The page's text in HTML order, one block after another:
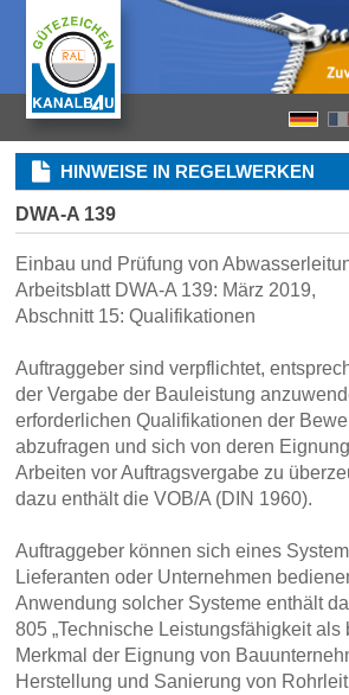
HINWEISE IN REGELWERKEN
DWA-A 139
Einbau und Prüfung von
Arbeitsblatt DWA-A 139: März 2019,
Abschnitt 15: Qualifikationen
Auftraggeber sind verpflichtet,
der Vergabe der Bauleistung
erforderlichen Qualifikationen der
abzufragen und sich von deren
Arbeiten vor Auftragsvergabe zu
dazu enthält die VOB/A (DIN 1960).
Auftraggeber können sich eines
Lieferanten oder Unternehmen
Anwendung solcher Systeme enthält
805 „Technische Leistungsfähigkeit als
Merkmal der Eignung von
Herstellung und Sanierung von